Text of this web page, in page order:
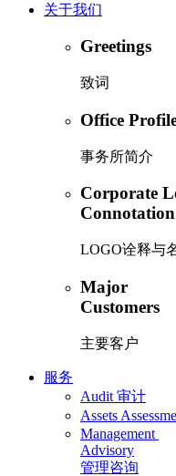
关于我们
Greetings
致词
Office
事务所简介
Corporate
Connotation
LOGO诠释与
Major
Customers
主要客户
服务
Audit 审计
Assets
Management
Advisory
管理咨询